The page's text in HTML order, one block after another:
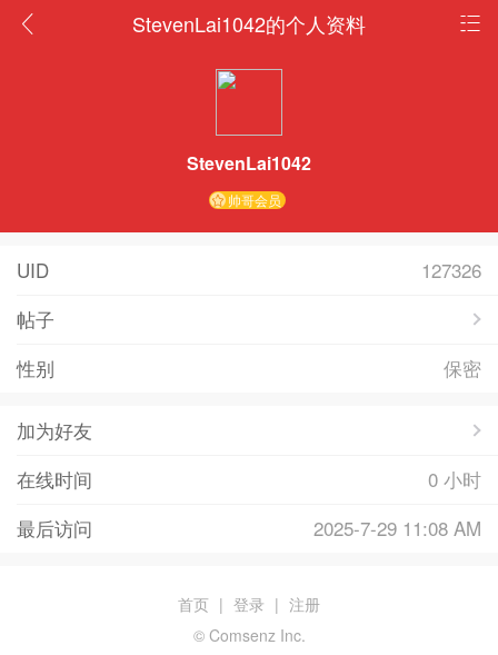
StevenLai1042的个人资料
StevenLai1042
帅哥会员
UID
127326
帖子
性别
保密
加为好友
在线时间
0 小时
最后访问
2025-7-29 11:08 AM
首页 | 登录 | 注册
© Comsenz Inc.